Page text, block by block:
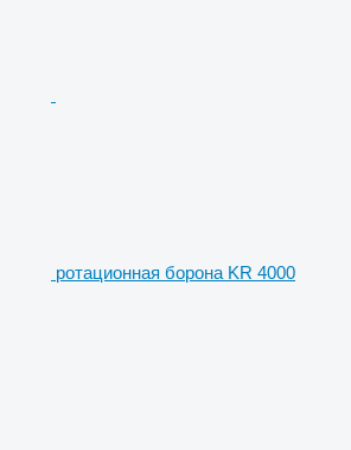
ротационная борона KR 4000